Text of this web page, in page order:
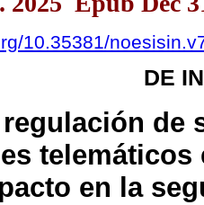
10.35381/
DE
regulación de
telemáticos
en la